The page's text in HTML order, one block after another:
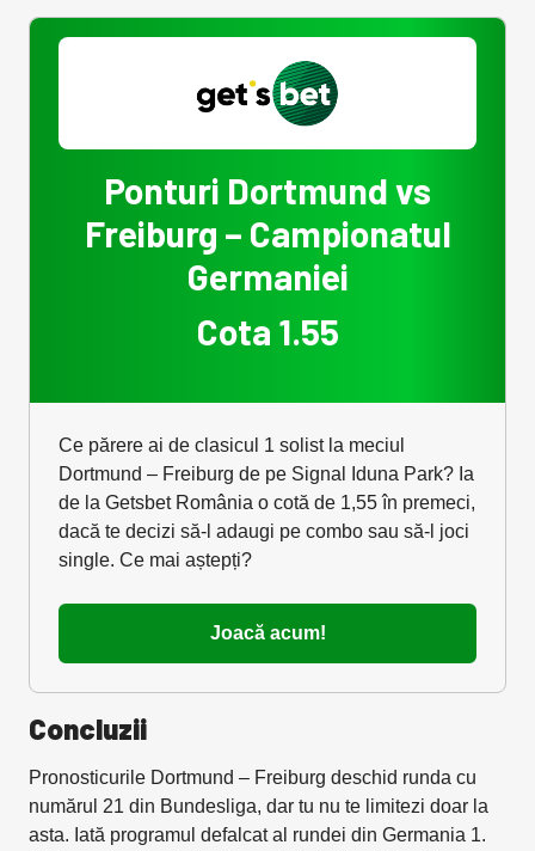
Ponturi Dortmund vs
Freiburg – Campionatul
Germaniei
Cota 1.55
Ce părere ai de clasicul 1 solist la meciul
Dortmund – Freiburg de pe Signal Iduna Park? Ia
de la Getsbet România o cotă de 1,55 în premeci,
dacă te decizi să-l adaugi pe combo sau să-l joci
single. Ce mai aștepți?
Joacă acum!
Concluzii
Pronosticurile Dortmund – Freiburg deschid runda cu
numărul 21 din Bundesliga, dar tu nu te limitezi doar la
asta. Iată programul defalcat al rundei din Germania 1.